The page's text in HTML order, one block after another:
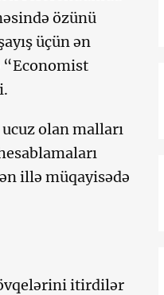
özünü
üçün ən
“Economist
olan malları
illə müqayisədə
itirdilər